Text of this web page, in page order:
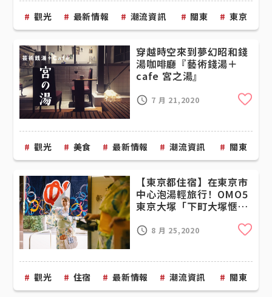
觀光 最新情報 潮流資訊 關東 東京
穿越時空來到夢幻昭和錢
湯咖啡廳『藝術錢湯＋
cafe 宮之湯』
7 月 21,2020
觀光 美食 最新情報 潮流資訊 關東
【東京都住宿】在東京市
中心泡湯輕旅行！OMO5
東京大塚「下町大塚愜意
8 月 25,2020
觀光 住宿 最新情報 潮流資訊 關東